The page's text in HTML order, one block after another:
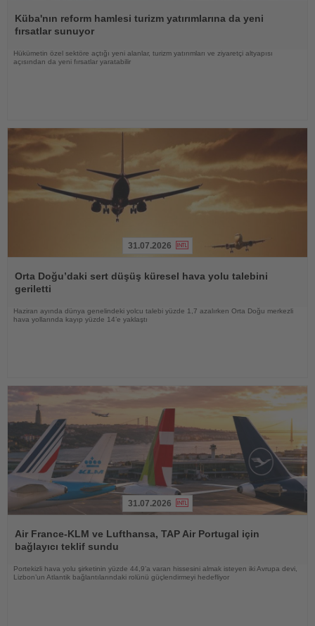
Oku
Küba'nın reform hamlesi turizm yatırımlarına da yeni
fırsatlar sunuyor
Hükümetin özel sektöre açtığı yeni alanlar, turizm yatırımları ve ziyaretçi altyapısı
açısından da yeni fırsatlar yaratabilir
Oku
31.07.2026
Orta Doğu’daki sert düşüş küresel hava yolu talebini
geriletti
Haziran ayında dünya genelindeki yolcu talebi yüzde 1,7 azalırken Orta Doğu merkezli
hava yollarında kayıp yüzde 14’e yaklaştı
Oku
31.07.2026
Air France-KLM ve Lufthansa, TAP Air Portugal için
bağlayıcı teklif sundu
Portekizli hava yolu şirketinin yüzde 44,9’a varan hissesini almak isteyen iki Avrupa devi,
Lizbon’un Atlantik bağlantılarındaki rolünü güçlendirmeyi hedefliyor